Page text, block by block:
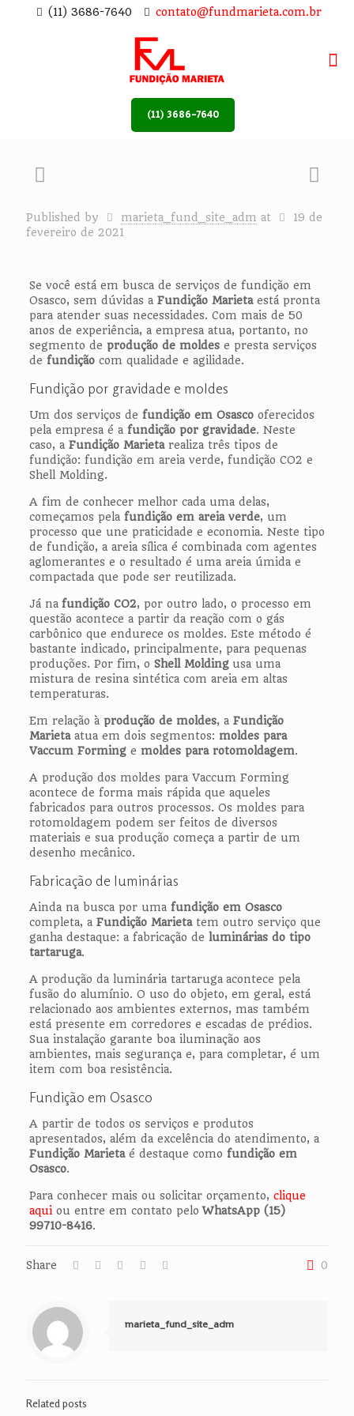
(11) 3686-7640 contato@fundmarieta.com.br
(11) 3686-7640
Published by marieta_fund_site_adm at
19 de
fevereiro de 2021
Se você está em busca de serviços de fundição em
Osasco, sem dúvidas a Fundição Marietaestá pronta
para atender suas necessidades. Com mais de 50
anos de experiência, a empresa atua, portanto, no
segmento de produção de moldese presta serviços
de fundição com qualidade e agilidade.
Fundição por gravidade e moldes
Um dos serviços de fundição em Osascooferecidos
pela empresa é a fundição por gravidade. Neste
caso, a Fundição Marietarealiza três tipos de
fundição: fundição em areia verde, fundição CO2 e
Shell Molding.
A fim de conhecer melhor cada uma delas,
começamos pela fundição em areia verde, um
processo que une praticidade e economia. Neste tipo
de fundição, a areia sílica é combinada com agentes
aglomerantes e o resultado é uma areia úmida e
compactada que pode ser reutilizada.
Já na fundição CO2, por outro lado, o processo em
questão acontece a partir da reação com o gás
carbônico que endurece os moldes. Este método é
bastante indicado, principalmente, para pequenas
produções. Por fim, o Shell Moldingusa uma
mistura de resina sintética com areia em altas
temperaturas.
Em relação à produção de moldes, a Fundição
Marietaatua em dois segmentos: moldes para
Vaccum Forminge moldes para rotomoldagem.
A produção dos moldes para Vaccum Forming
acontece de forma mais rápida que aqueles
fabricados para outros processos. Os moldes para
rotomoldagem podem ser feitos de diversos
materiais e sua produção começa a partir de um
desenho mecânico.
Fabricação de luminárias
Ainda na busca por uma fundição em Osasco
completa, a Fundição Marietatem outro serviço que
ganha destaque: a fabricação de luminárias do tipo
tartaruga.
A produção da luminária tartaruga acontece pela
fusão do alumínio. O uso do objeto, em geral, está
relacionado aos ambientes externos, mas também
está presente em corredores e escadas de prédios.
Sua instalação garante boa iluminação aos
ambientes, mais segurança e, para completar, é um
item com boa resistência.
Fundição em Osasco
A partir de todos os serviços e produtos
apresentados, além da excelência do atendimento, a
Fundição Marietaé destaque como fundição em
Osasco.
Para conhecer mais ou solicitar orçamento, clique
aquiou entre em contato peloWhatsApp (15)
99710-8416.
Share 0
marieta_fund_site_adm
Related posts